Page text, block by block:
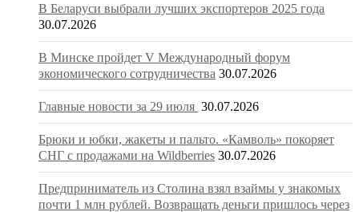
В Беларуси выбрали лучших экспортеров 2025 года
30.07.2026
В Минске пройдет V Международный форум
экономического сотрудничества 30.07.2026
Главные новости за 29 июля 30.07.2026
Брюки и юбки, жакеты и пальто. «Камволь» покоряет
СНГ с продажами на Wildberries 30.07.2026
Предприниматель из Столина взял взаймы у знакомых
почти 1 млн рублей. Возвращать деньги пришлось через